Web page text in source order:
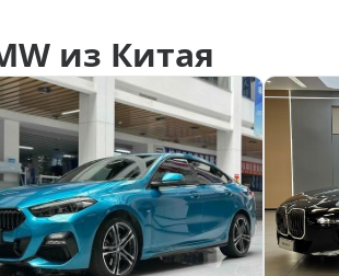
из Китая